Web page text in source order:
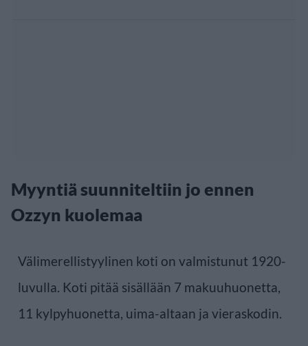
Myyntiä suunniteltiin jo ennen
Ozzyn kuolemaa
Välimerellistyylinen koti on valmistunut 1920-
luvulla. Koti pitää sisällään 7 makuuhuonetta,
11 kylpyhuonetta, uima-altaan ja vieraskodin.